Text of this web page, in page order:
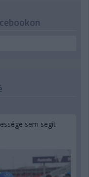
sem segít